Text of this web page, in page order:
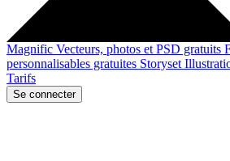
Magnific Vecteurs, photos et PSD gratuits
personnalisables gratuites Storyset
Tarifs
Se connecter